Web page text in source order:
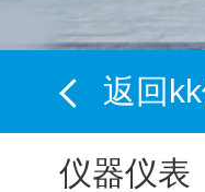
返回
仪器仪表